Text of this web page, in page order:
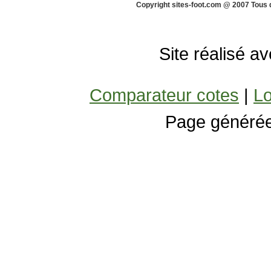
Copyright sites-foot.com @ 2007
Site réalisé
Comparateur cotes |
Page